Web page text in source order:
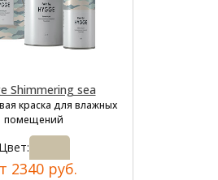
Shimmering sea
краска для влажных
помещений
Цвет:
2340 руб.